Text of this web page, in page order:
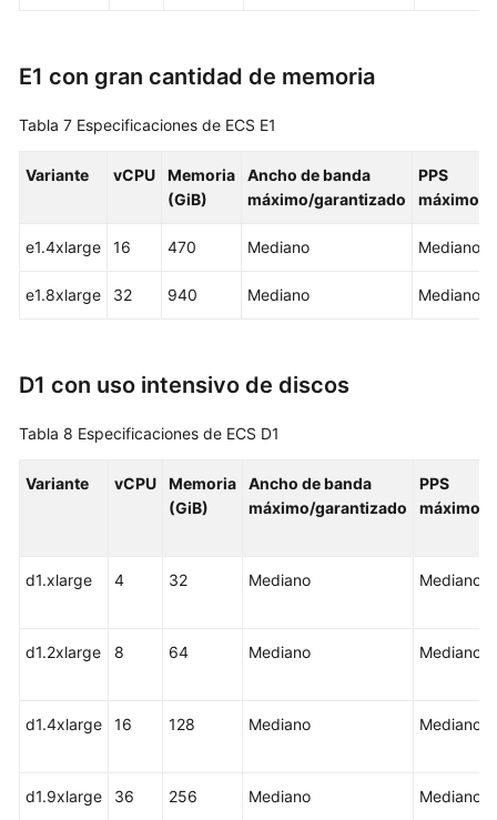
New
Billing
Practices
Technical
SDK
Glossary
Documents
E1 con gran cantidad de memoria
Tabla 7 Especificaciones de ECS E1
Variante vCPU
Memoria
(GiB)
Ancho de banda
máximo/garantizado
PPS
máximo
e1.4xlarge 16 470 Mediano Mediano
e1.8xlarge 32 940 Mediano Mediano
D1 con uso intensivo de discos
Tabla 8 Especificaciones de ECS D1
Variante vCPU
Memoria
(GiB)
Ancho de banda
máximo/garantizado
PPS
máximo
d1.xlarge 4 32 Mediano Mediano
d1.2xlarge 8 64 Mediano Mediano
d1.4xlarge 16 128 Mediano Mediano
d1.9xlarge 36 256 Mediano Mediano